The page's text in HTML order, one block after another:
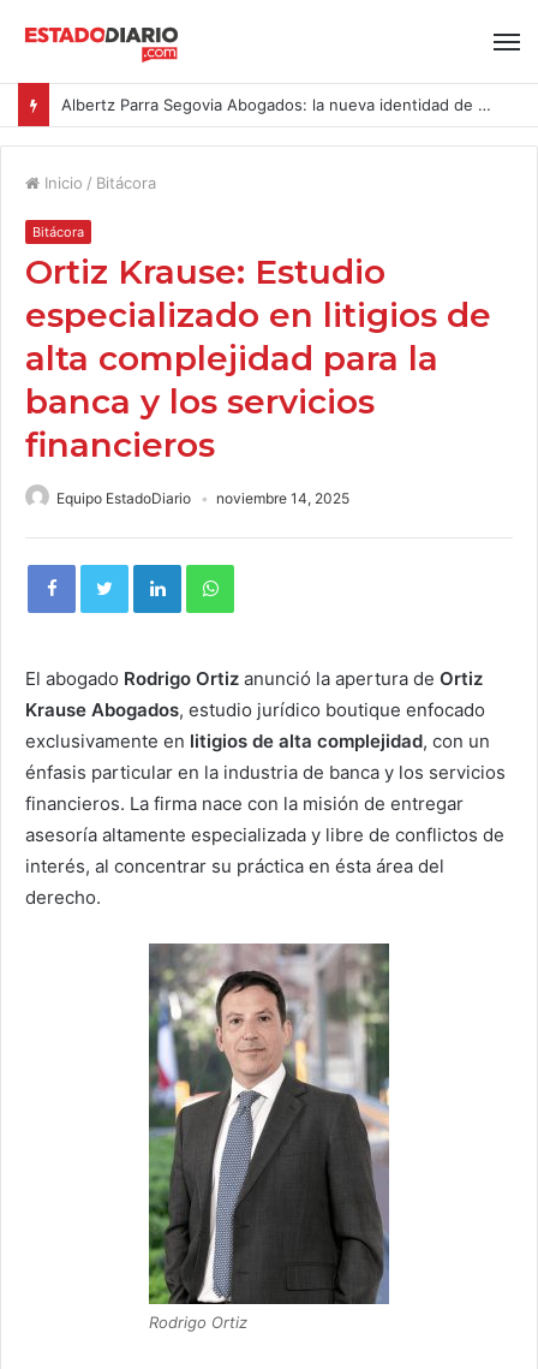
Albertz Parra Segovia Abogados: la nueva identidad de Segovia Consulting
Inicio / Bitácora
Bitácora
Ortiz Krause: Estudio
especializado en litigios de
alta complejidad para la
banca y los servicios
financieros
Equipo EstadoDiario noviembre 14, 2025
El abogado Rodrigo Ortiz anunció la apertura de Ortiz
Krause Abogados, estudio jurídico boutique enfocado
exclusivamente en litigios de alta complejidad, con un
énfasis particular en la industria de banca y los servicios
financieros. La firma nace con la misión de entregar
asesoría altamente especializada y libre de conflictos de
interés, al concentrar su práctica en ésta área del
derecho.
Rodrigo Ortiz